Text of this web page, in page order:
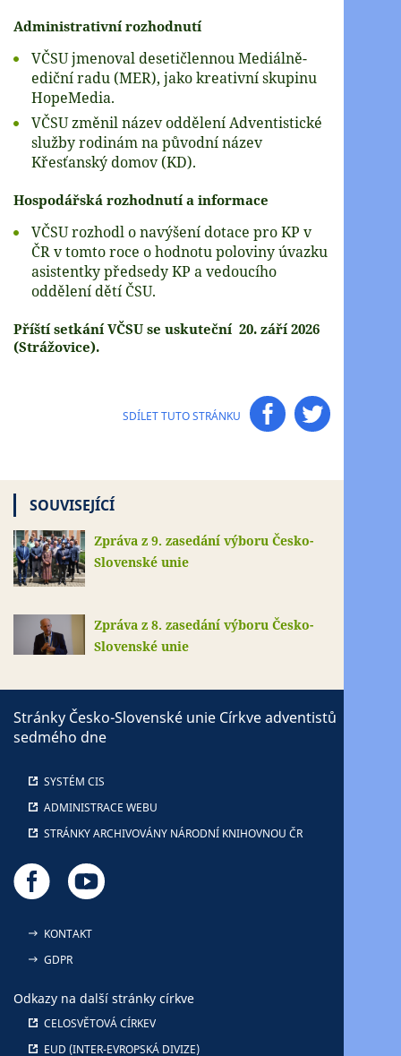
Administrativní rozhodnutí
VČSU jmenoval desetičlennou Mediálně-
ediční radu (MER), jako kreativní skupinu
HopeMedia.
VČSU změnil název oddělení Adventistické
služby rodinám na původní název
Křesťanský domov (KD).
Hospodářská rozhodnutí a informace
VČSU rozhodl o navýšení dotace pro KP v
ČR v tomto roce o hodnotu poloviny úvazku
asistentky předsedy KP a vedoucího
oddělení dětí ČSU.
Příští setkání VČSU se uskuteční 20. září 2026
(Strážovice).
SDÍLET TUTO STRÁNKU
SOUVISEJÍCÍ
Zpráva z 9. zasedání výboru Česko-
Slovenské unie
Zpráva z 8. zasedání výboru Česko-
Slovenské unie
Stránky Česko-Slovenské unie Církve adventistů
sedmého dne
SYSTÉM CIS
ADMINISTRACE WEBU
STRÁNKY ARCHIVOVÁNY NÁRODNÍ KNIHOVNOU ČR
KONTAKT
GDPR
Odkazy na další stránky církve
CELOSVĚTOVÁ CÍRKEV
EUD (INTER-EVROPSKÁ DIVIZE)